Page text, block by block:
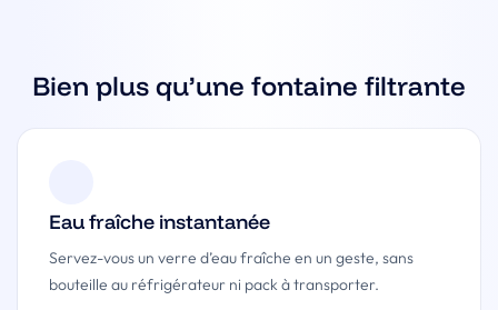
Bien plus qu’une fontaine filtrante
Eau fraîche instantanée
Servez-vous un verre d’eau fraîche en un geste, sans
bouteille au réfrigérateur ni pack à transporter.